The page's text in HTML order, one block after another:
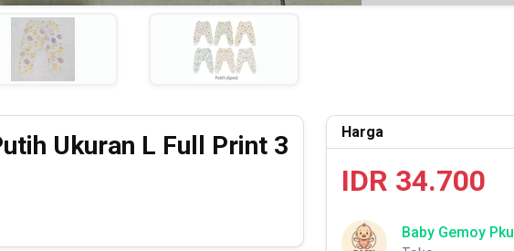
Ukuran L Full Print 3
Harga
IDR 34.700
Baby Gemoy Pku